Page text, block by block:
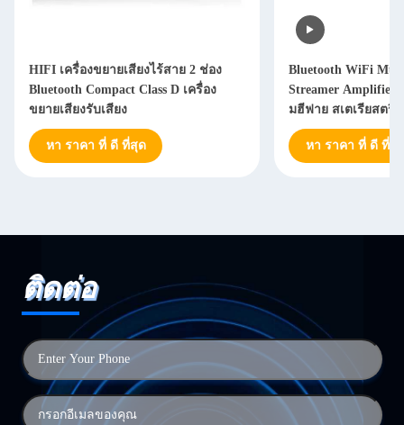
HIFI เครื่องขยายเสียงไร้สาย 2 ช่อง
Bluetooth Compact Class D เครื่อง
ขยายเสียงรับเสียง
หา ราคา ที่ ดี ที่สุด
Bluetooth WiFi
Streamer Amplifier
มฮีฟาย สเตเรียสตรี
หา ราคา ที่ ดี ที่สุ
ติดต่อ